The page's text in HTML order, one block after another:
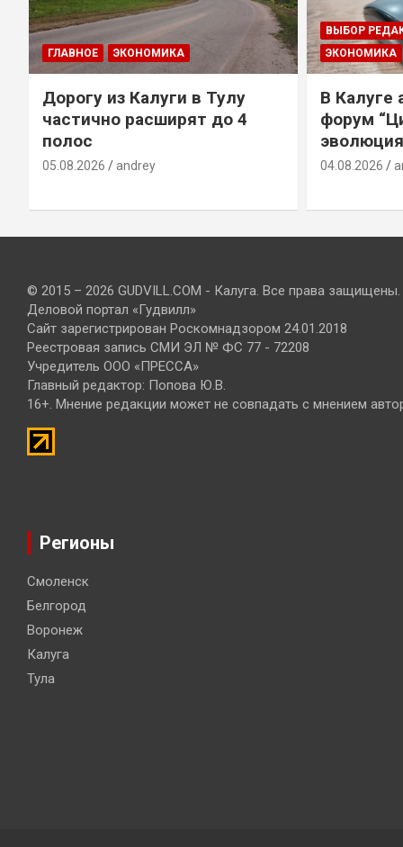
ГЛАВНОЕ ЭКОНОМИКА
Дорогу из Калуги в Тулу
частично расширят до 4
полос
05.08.2026 andrey
ВЫБОР
ЭКОНОМИКА
В Калуге
форум
04.08.2026
© 2015 – 2026 GUDVILL.COM - Калуга. Все права защищены.
Деловой портал «Гудвилл»
Сайт зарегистрирован Роскомнадзором 24.01.2018
Реестровая запись СМИ ЭЛ № ФС 77 - 72208
Учредитель ООО «ПРЕССА»
Главный редактор: Попова Ю.В.
16+. Мнение редакции может не совпадать с мнением
Регионы
Смоленск
Белгород
Воронеж
Калуга
Тула